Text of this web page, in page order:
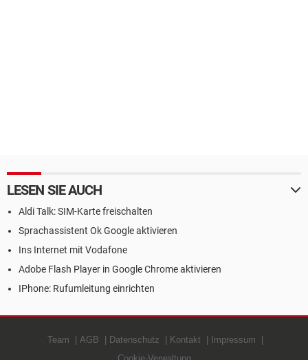
LESEN SIE AUCH
Aldi Talk: SIM-Karte freischalten
Sprachassistent Ok Google aktivieren
Ins Internet mit Vodafone
Adobe Flash Player in Google Chrome aktivieren
IPhone: Rufumleitung einrichten
Team AGB Datenschutz Kontakt
Impressum